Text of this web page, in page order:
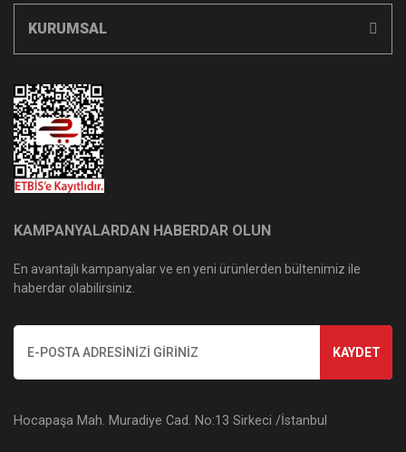
KURUMSAL
KAMPANYALARDAN HABERDAR OLUN
En avantajlı kampanyalar ve en yeni ürünlerden bültenimiz ile
haberdar olabilirsiniz.
KAYDET
Hocapaşa Mah. Muradiye Cad. No:13 Sirkeci /İstanbul